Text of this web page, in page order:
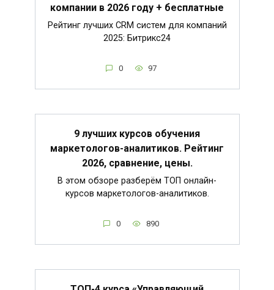
компании в 2026 году + бесплатные
Рейтинг лучших CRM систем для компаний
2025: Битрикс24
0 97
9 лучших курсов обучения
маркетологов-аналитиков. Рейтинг
2026, сравнение, цены.
В этом обзоре разберём ТОП онлайн-
курсов маркетологов-аналитиков.
0 890